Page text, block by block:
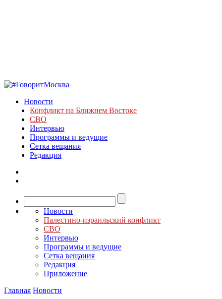
Новости
Конфликт на Ближнем Востоке
СВО
Интервью
Программы и ведущие
Сетка вещания
Редакция
Новости
Палестино-израильский конфликт
СВО
Интервью
Программы и ведущие
Сетка вещания
Редакция
Приложение
Главная Новости